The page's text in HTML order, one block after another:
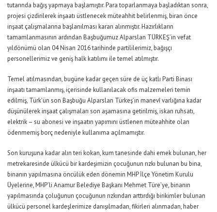
tutarında bağış yapmaya başlamıştır. Para toparlanmaya başladıktan sonra,
projesi çizdirilerek inşaatı üstlenecek müteahhit belirlenmiş, biran önce
inşaat çalışmalarına başlanılması kararı alınmıştır. Hazırlıkların
tamamlanmasının ardından Başbuğumuz Alparslan TÜRKEŞ’in vefat
yıldönümü olan 04 Nisan 2016 tarihinde partililerimiz, bağışçı
personellerimiz ve geniş halk katılımı ile temel atılmıştır.
Temel atılmasından, bugüne kadar geçen süre de üç katlı Parti Binası
inşaatı tamamlanmış, içerisinde kullanılacak ofis malzemeleri temin
edilmiş, Türk’ün son Başbuğu Alparslan Türkeş’in manevî varlığına kadar
düşünülerek inşaat çalışmaları son aşamasına getirilmiş, iskan ruhsatı,
elektrik – su abonesi ve inşaatın yapımını üstlenen müteahhite olan
ödenmemiş borç nedeniyle kullanıma açılmamıştır.
Son kuruşuna kadar alın teri kokan, kum tanesinde dahi emek bulunan, her
metrekaresinde ülkücü bir kardeşimizin çocuğunun rızkı bulunan bu bina,
binanın yapılmasına öncülük eden dönemin MHP İlçe Yönetim Kurulu
Üyelerine, MHP’li Anamur Belediye Başkanı Mehmet Türe’ye, binanın
yapılmasında çoluğunun çocuğunun rızkından arttırdığı birikimler bulunan
ülkücü personel kardeşlerimize danışılmadan, fikirleri alınmadan, haber